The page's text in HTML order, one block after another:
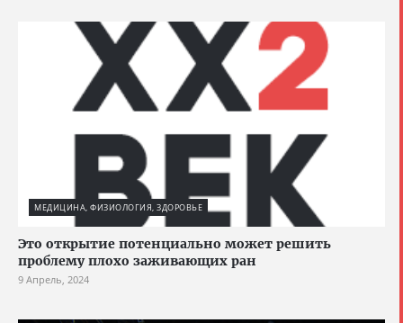
МЕДИЦИНА, ФИЗИОЛОГИЯ, ЗДОРОВЬЕ
Это открытие потенциально может решить
проблему плохо заживающих ран
9 Апрель, 2024